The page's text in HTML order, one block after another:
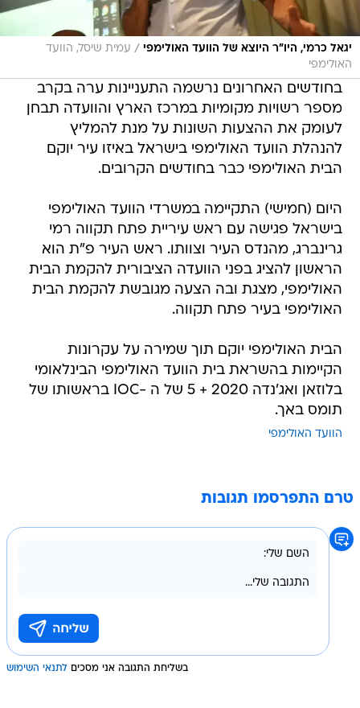
יגאל כרמי, היו"ר היוצא של הוועד האולימפי / עמית שיסל, הוועד
האולימפי
בחודשים האחרונים נרשמה התעניינות ערה בקרב
מספר רשויות מקומיות במרכז הארץ והוועדה תבחן
לעומק את ההצעות השונות על מנת להמליץ
להנהלת הוועד האולימפי בישראל באיזו עיר יוקם
הבית האולימפי כבר בחודשים הקרובים.
היום (חמישי) התקיימה במשרדי הוועד האולימפי
בישראל פגישה עם ראש עיריית פתח תקווה רמי
גרינברג, מהנדס העיר וצוותו. ראש העיר פ"ת הוא
הראשון להציג בפני הוועדה הציבורית להקמת הבית
האולימפי, מצגת ובה הצעה מגובשת להקמת הבית
האולימפי בעיר פתח תקווה.
הבית האולימפי יוקם תוך שמירה על עקרונות
הקיימות בהשראת בית הוועד האולימפי הבינלאומי
בלוזאן ואג'נדה 2020 + 5 של ה -IOC בראשותו של
תומס באך.
הוועד האולימפי
טרם התפרסמו תגובות
בשליחת התגובה אני מסכים לתנאי השימוש